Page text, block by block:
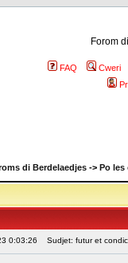
Forom
FAQ
Cweri
di Berdelaedjes -> Po les
0:03:26 Sudjet: futur et